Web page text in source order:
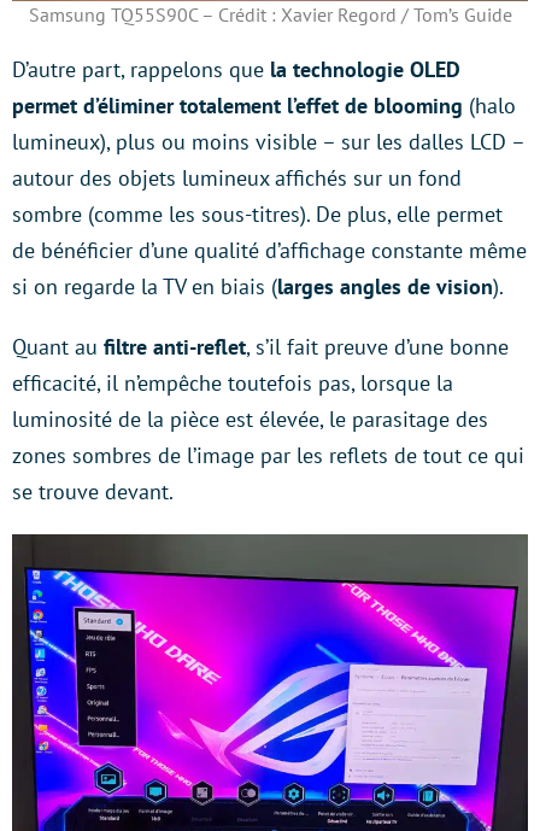
Samsung TQ55S90C – Crédit : Xavier Regord / Tom’s Guide
D’autre part, rappelons que la technologie OLED
permet d’éliminer totalement l’effet de blooming (halo
lumineux), plus ou moins visible – sur les dalles LCD –
autour des objets lumineux affichés sur un fond
sombre (comme les sous-titres). De plus, elle permet
de bénéficier d’une qualité d’affichage constante même
si on regarde la TV en biais (larges angles de vision).
Quant au filtre anti-reflet, s’il fait preuve d’une bonne
efficacité, il n’empêche toutefois pas, lorsque la
luminosité de la pièce est élevée, le parasitage des
zones sombres de l’image par les reflets de tout ce qui
se trouve devant.